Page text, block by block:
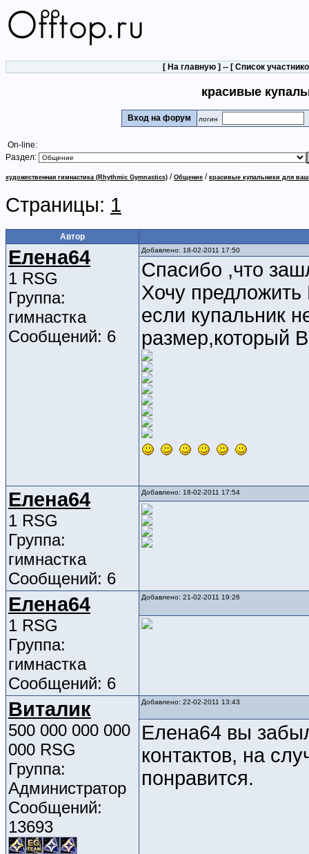
[ На главную ] -- [ Список
красивые
Вход на форум логин
On-line:
Раздел:
художественная гимнастика (Rhythmic Gymnastics) / Общение / красивые купальники для
Страницы: 1
Автор
Елена64
1 RSG
Группа:
гимнастка
Сообщений: 6
Добавлено: 18-02-2011 17:50
Спасибо ,что
Хочу предложить
если купальник
размер,который
Елена64
1 RSG
Группа:
гимнастка
Сообщений: 6
Добавлено: 18-02-2011 17:54
Елена64
1 RSG
Группа:
гимнастка
Сообщений: 6
Добавлено: 21-02-2011 19:26
Виталик
500 000 000 000
000 RSG
Группа:
Администратор
Сообщений:
13693
Добавлено: 22-02-2011 13:43
Елена64 вы
контактов, на
понравится.